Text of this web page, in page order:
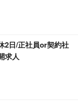
2日/正社員or契約社
求人